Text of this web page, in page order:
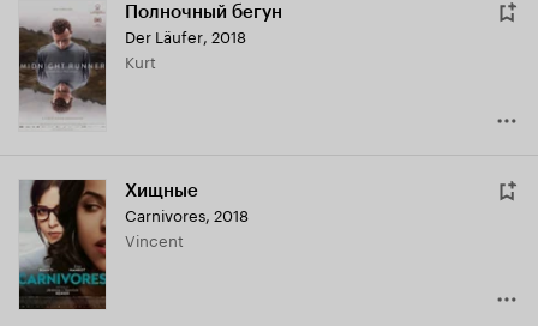
Полночный бегун
Der Läufer, 2018
Kurt
Хищные
Carnivores, 2018
Vincent